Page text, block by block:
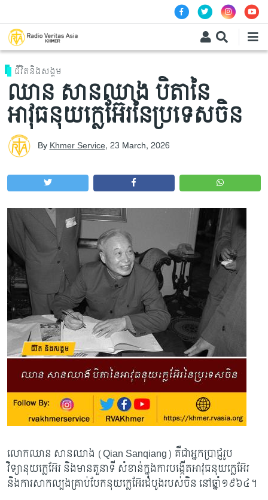
ជីវិតនិងសង្គម
ឈាន សានឈាង បិតានៃ
អាវុធនុយក្លេអ៊ែរនៃប្រទេសចិន
ByKhmer Service, 23 March, 2026
លោកឈាន សានឈាង (Qian Sanqiang) គឺជាអ្នកប្រាជ្ញរូប
វិទ្យានុយក្លេអ៊ែរ និងមានតួនាទី សំខាន់ក្នុងការបង្កើតអាវុធនុយក្លេអ៊ែរ
និងការសាកល្បងគ្រាប់បែកនុយក្លេអ៊ែរដំបូងរបស់ចិន នៅ​ឆ្នាំ១៩៦៤។